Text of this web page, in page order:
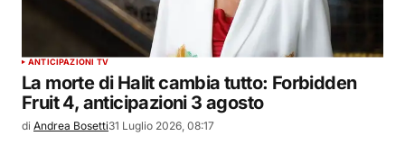
ANTICIPAZIONI TV
La morte di Halit cambia tutto: Forbidden
Fruit 4, anticipazioni 3 agosto
di Andrea Bosetti31 Luglio 2026, 08:17